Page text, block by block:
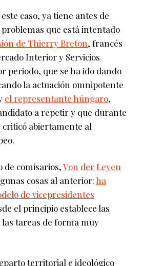
caso, ya tiene antes de
que está intentado
de Thierry Breton, francés
Interior y Servicios
periodo, que se ha ido dando
la actuación omnipotente
el representante húngaro,
a repetir y que durante
abiertamente al
de comisarios,Von der Leyen
cosas al anterior:ha
de vicepresidentes
el principio establece las
las tareas de forma muy
territorial e ideológico